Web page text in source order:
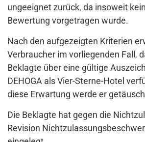
ungeeignet zurück, da insoweit
Bewertung vorgetragen wurde.
Nach den aufgezeigten Kriterien
Verbraucher im vorliegenden Fall,
Beklagte über eine gültige
DEHOGA als Vier-Sterne-Hotel
diese Erwartung werde er
Die Beklagte hat gegen die
Revision